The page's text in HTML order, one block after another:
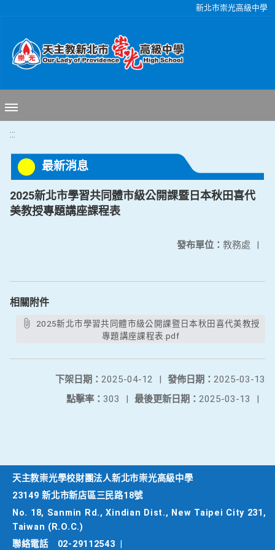
新北市崇光高級中學
:::
最新消息
2025新北市學習共同體市級公開課暨日本秋田喜代
美教授專題講座課程表
發布單位： 教務處 |
相關附件
專題講座課程表.pdf
發佈日期： 2025-03-13
下架日期： 2025-04-12
|
最後更新日期： 2025-03-13 |
點擊率： 303 |
天主教崇光學校財團法人新北市崇光高級中學
23149 新北市新店區三民路18號
No. 18, Sanmin Rd., Xindian Dist., New Taipei City 231,
Taiwan (R.O.C.)
聯絡電話
02-29112543